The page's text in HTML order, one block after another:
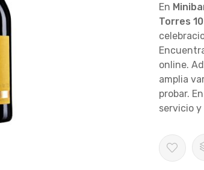
En
Torres 10
online.
amplia
probar. En
servicio